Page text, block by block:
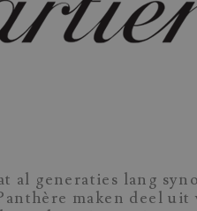
al generaties lang
maken deel